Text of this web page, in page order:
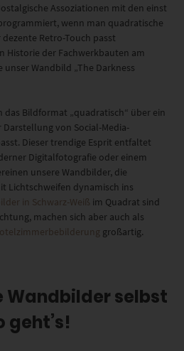
Assoziationen mit den einst
wenn man quadratische
Retro-Touch passt
Historie der Fachwerkbauten am
Wandbild „The Darkness
das Bildformat „quadratisch“ über ein
von Social-Media-
Dieser trendige Esprit entfaltet
Digitalfotografie oder einem
unsere Wandbilder, die
Lichtschweifen dynamisch ins
in Schwarz-Weiß im Quadrat sind
machen sich aber auch als
großartig.
Wandbilder selbst
geht’s!